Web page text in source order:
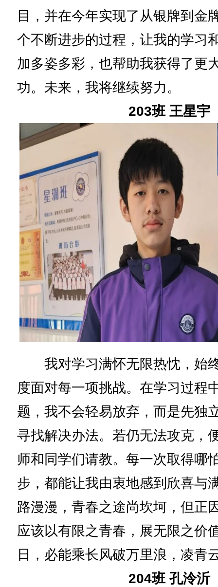
目，并在今年实现了从银牌到金
个不断进步的过程，让我的学习
加多姿多彩，也帮助我获得了更
功。未来，我将继续努力。
203班 王星宇
我对学习满怀无限热忱，始
度面对每一项挑战。在学习过程
题，我不会轻易放弃，而是先独
寻找解决办法。若仍无法攻克，
师和同学们请教。每一次取得哪
步，都能让我由衷地感到欣喜与
路漫漫，青春之途尚坎坷，但正
应该以有限之青春，展无限之价
日，必能乘长风破万里浪，凌青
204班 孔泠沂